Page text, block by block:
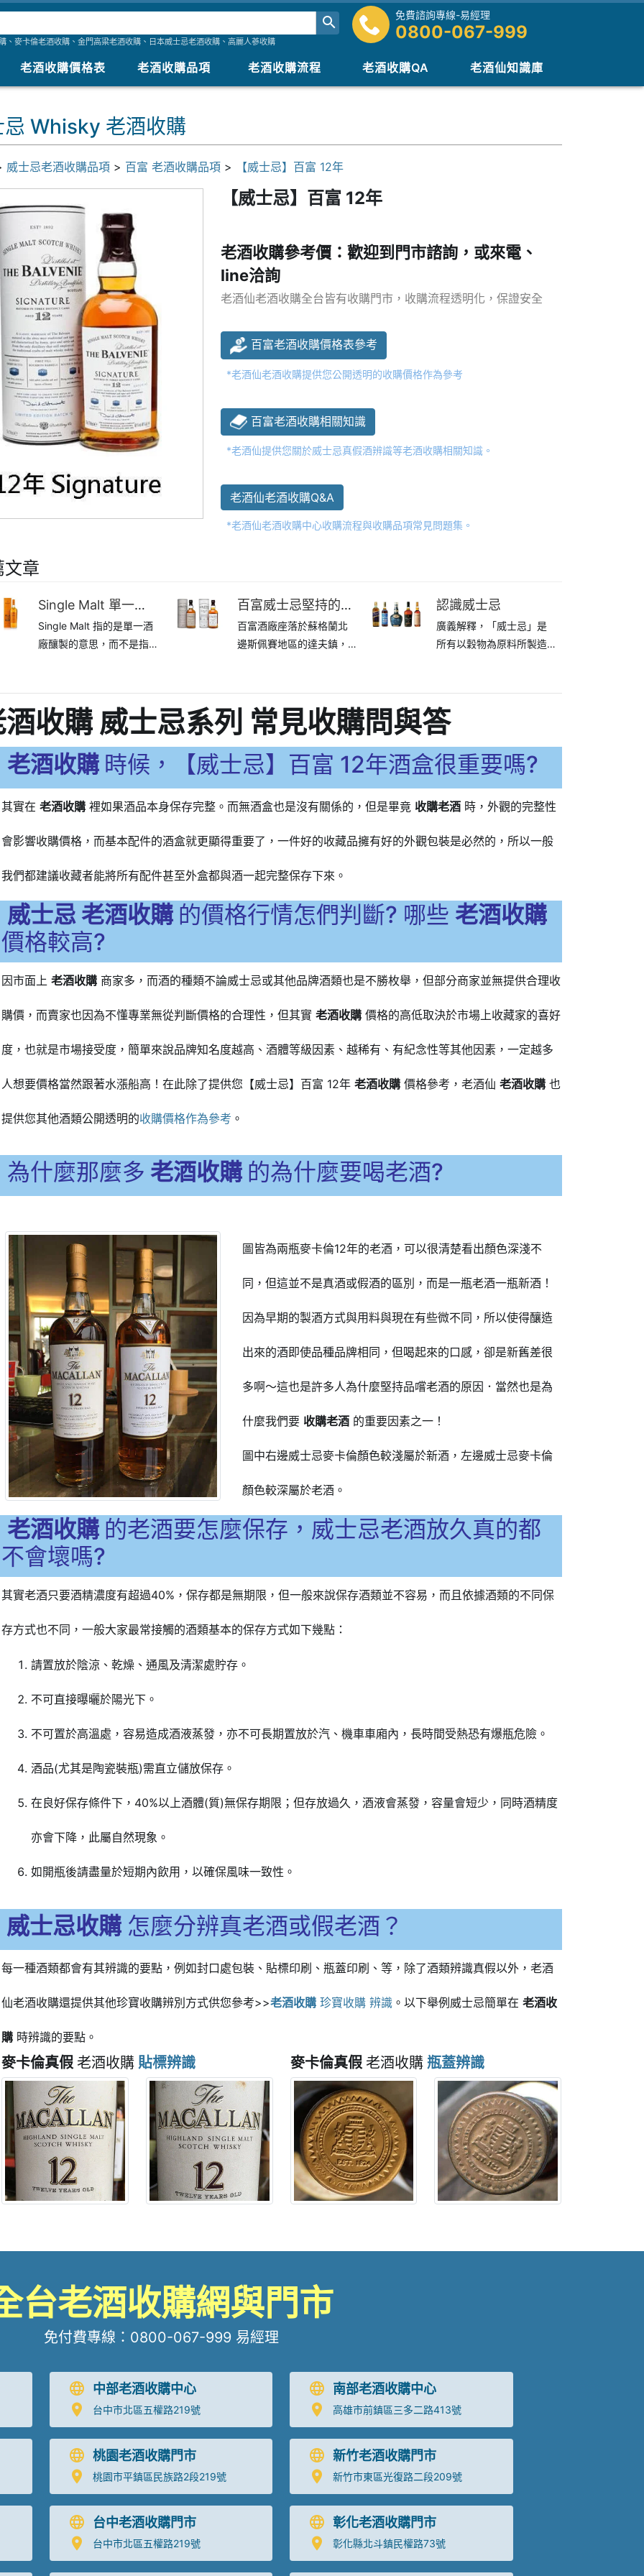
、 麥卡倫老酒收購 、 金門高粱老酒收購 、 日本威士忌老酒收購 、 高麗人蔘收購
免費諮詢專線-易經理
0800-067-999
老酒收購價格表 老酒收購品項 老酒收購流程 老酒收購QA 老酒仙知識庫
忌 Whisky 老酒收購
威士忌老酒收購品項 > 百富 老酒收購品項 > 【威士忌】百富 12年
【威士忌】百富 12年
老酒收購參考價：歡迎到門市諮詢，或來電、
line洽詢
老酒仙老酒收購全台皆有收購門市，收購流程透明化，保證安全
百富老酒收購價格表參考
*老酒仙老酒收購提供您公開透明的收購價格作為參考
百富老酒收購相關知識
*老酒仙提供您關於威士忌真假酒辨識等老酒收購相關知識。
老酒仙老酒收購Q&A
*老酒仙老酒收購中心收購流程與收購品項常見問題集。
文章
Single Malt 單一純
麥？
Single Malt 指的是單一酒
廠釀製的意思，而不是指
忌」，一般也簡稱「純麥
威士忌」。
百富威士忌堅持的五
大手工工藝
百富酒廠座落於蘇格蘭北
邊斯佩賽地區的達夫鎮，
威士
認識威士忌
廣義解釋，「威士忌」是
所有以穀物為原料所製造
要在橡木桶中陳年一定時
間之後才能裝瓶出售。
收購 威士忌系列 常見收購問與答
老酒收購 時候，【威士忌】百富 12年酒盒很重要嗎?
其實在 老酒收購 裡如果酒品本身保存完整。而無酒盒也是沒有關係的，但是畢竟 收購老酒 時，外觀的完整性
會影響收購價格，而基本配件的酒盒就更顯得重要了，一件好的收藏品擁有好的外觀包裝是必然的，所以一般
我們都建議收藏者能將所有配件甚至外盒都與酒一起完整保存下來。
威士忌 老酒收購 的價格行情怎們判斷? 哪些 老酒收購
價格較高?
因市面上 老酒收購 商家多，而酒的種類不論威士忌或其他品牌酒類也是不勝枚舉，但部分商家並無提供合理收
購價，而賣家也因為不懂專業無從判斷價格的合理性，但其實 老酒收購 價格的高低取決於市場上收藏家的喜好
度，也就是市場接受度，簡單來說品牌知名度越高、酒體等級因素、越稀有、有紀念性等其他因素，一定越多
人想要價格當然跟著水漲船高！在此除了提供您【威士忌】百富 12年 老酒收購 價格參考，老酒仙 老酒收購 也
提供您其他酒類公開透明的收購價格作為參考 。
為什麼那麼多 老酒收購 的為什麼要喝老酒?
圖皆為兩瓶麥卡倫12年的老酒，可以很清楚看出顏色深淺不
同，但這並不是真酒或假酒的區別，而是一瓶老酒一瓶新酒！
因為早期的製酒方式與用料與現在有些微不同，所以使得釀造
出來的酒即使品種品牌相同，但喝起來的口感，卻是新舊差很
多啊～這也是許多人為什麼堅持品嚐老酒的原因．當然也是為
什麼我們要 收購老酒的重要因素之一！
圖中右邊威士忌麥卡倫顏色較淺屬於新酒，左邊威士忌麥卡倫
顏色較深屬於老酒。
老酒收購 的老酒要怎麼保存，威士忌老酒放久真的都
不會壞嗎?
其實老酒只要酒精濃度有超過40%，保存都是無期限，但一般來說保存酒類並不容易，而且依據酒類的不同保
存方式也不同，一般大家最常接觸的酒類基本的保存方式如下幾點：
請置放於陰涼、乾燥、通風及清潔處貯存。
不可直接曝曬於陽光下。
不可置於高溫處，容易造成酒液蒸發，亦不可長期置放於汽、機車車廂內，長時間受熱恐有爆瓶危險。
酒品(尤其是陶瓷裝瓶)需直立儲放保存。
在良好保存條件下，40%以上酒體(質)無保存期限；但存放過久，酒液會蒸發，容量會短少，同時酒精度
亦會下降，此屬自然現象。
如開瓶後請盡量於短期內飲用，以確保風味一致性。
威士忌收購 怎麼分辨真老酒或假老酒 ？
每一種酒類都會有其辨識的要點，例如封口處包裝、貼標印刷、瓶蓋印刷、等，除了酒類辨識真假以外，老酒
仙老酒收購還提供其他珍寶收購辨別方式供您參考>>老酒收購 珍寶收購 辨識 。以下舉例威士忌簡單在 老酒收
購 時辨識的要點。
麥卡倫真假 老酒收購 貼標辨識 麥卡倫真假 老酒收購 瓶蓋辨識
台老酒收購網與門市
免付費專線： 0800-067-999易經理
中部老酒收購中心
台中市北區五權路219號
南部老酒收購中心
高雄市前鎮區三多二路413號
桃園老酒收購門市
桃園市平鎮區民族路2段219號
新竹老酒收購門市
新竹市東區光復路二段209號
台中老酒收購門市
台中市北區五權路219號
彰化老酒收購門市
彰化縣北斗鎮民權路73號